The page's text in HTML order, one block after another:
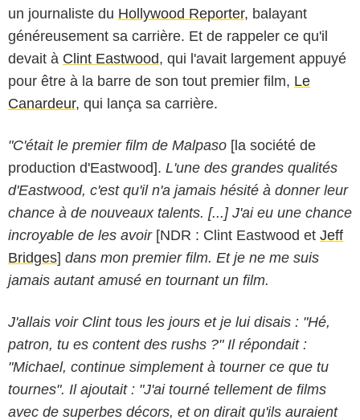
un journaliste du Hollywood Reporter, balayant
généreusement sa carrière. Et de rappeler ce qu'il
devait à Clint Eastwood, qui l'avait largement appuyé
pour être à la barre de son tout premier film, Le
Canardeur, qui lança sa carrière.
"C'était le premier film de Malpaso [la société de
production d'Eastwood]. L'une des grandes qualités
d'Eastwood, c'est qu'il n'a jamais hésité à donner leur
chance à de nouveaux talents. [...] J'ai eu une chance
incroyable de les avoir[NDR : Clint Eastwood et Jeff
Bridges] dans mon premier film. Et je ne me suis
jamais autant amusé en tournant un film.
J'allais voir Clint tous les jours et je lui disais : "Hé,
patron, tu es content des rushs ?" Il répondait :
"Michael, continue simplement à tourner ce que tu
tournes". Il ajoutait : "J'ai tourné tellement de films
avec de superbes décors, et on dirait qu'ils auraient